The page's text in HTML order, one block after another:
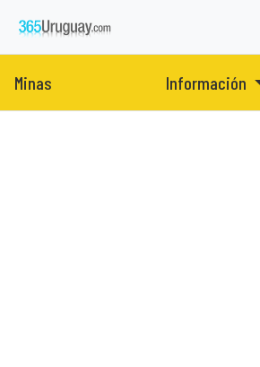
Minas Información